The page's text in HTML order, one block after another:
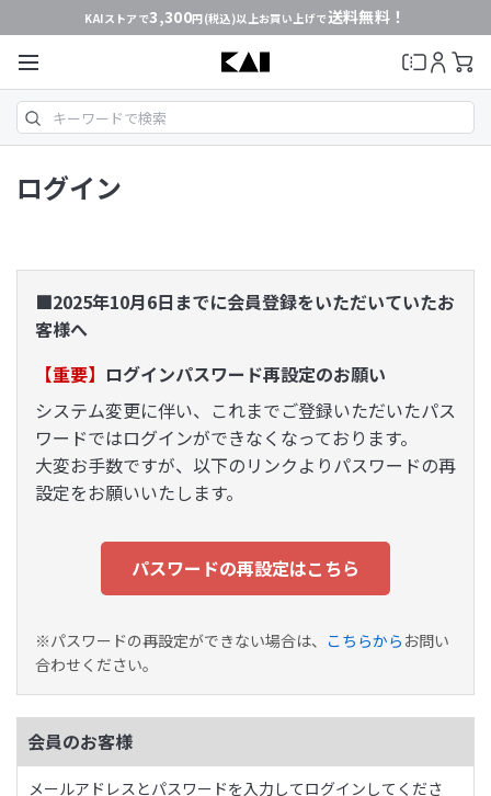
KAIストアで3,300円(税込)以上お買い上げで送料無料！
ログイン
■2025年10月6日までに会員登録をいただいていたお
客様へ
【重要】 ログインパスワード再設定のお願い
システム変更に伴い、これまでご登録いただいたパス
ワードではログインができなくなっております。
大変お手数ですが、以下のリンクよりパスワードの再
設定をお願いいたします。
パスワードの再設定はこちら
※パスワードの再設定ができない場合は、 こちらから お問い
合わせください。
会員のお客様
メールアドレスとパスワードを入力してログインしてくださ